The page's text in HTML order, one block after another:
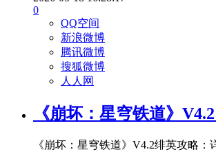
0
QQ空间
新浪微博
腾讯微博
搜狐微博
人人网
《崩坏：星穹铁道》
《崩坏：星穹铁道》V4.2绯英攻略